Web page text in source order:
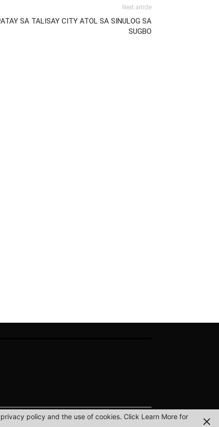
Next article
SA TALISAY CITY ATOL SA SINULOG SA
SUGBO
policy and the use of cookies. Click Learn More for